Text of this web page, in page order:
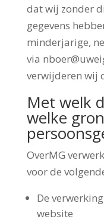
dat wij zonder
gegevens
minderjarige,
via
verwijderen wij
Met welk
welke
OverMG
voor de
De
website